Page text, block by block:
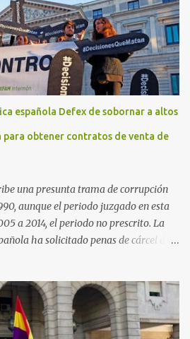
española Defex de sobornar a altos
para obtener contratos de venta de
una presunta trama de corrupción
aunque el periodo juzgado en esta
a 2014, el periodo no prescrito. La
ha solicitado penas de cárcel de
empresa pública española Defex,
describe en su escrito de
pública Defex pagó comisiones